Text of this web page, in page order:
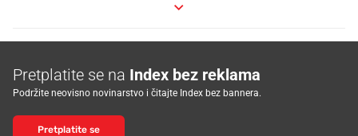
Pretplatite se na Index bez reklama
Podržite neovisno novinarstvo i čitajte Index bez bannera.
Pretplatite se